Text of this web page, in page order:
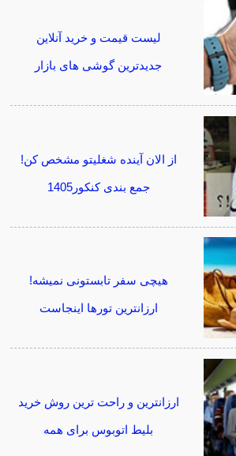
لیست قیمت و خرید آنلاین
جدیدترین گوشی های بازار
از الان آینده شغلیتو مشخص کن!
جمع بندی کنکور1405
هیچی سفر تابستونی نمیشه!
ارزانترین تورها اینجاست
ارزانترین و راحت ترین روش خرید
بلیط اتوبوس برای همه